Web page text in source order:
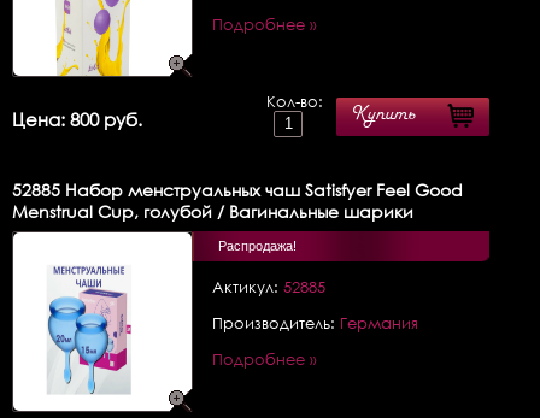
Подробнее »
Цена: 800 руб.
Кол-во:
Купить
52885 Набор менструальных чаш Satisfyer Feel Good
Menstrual Cup, голубой / Вагинальные шарики
Распродажа!
Актикул: 52885
Производитель: Германия
Подробнее »